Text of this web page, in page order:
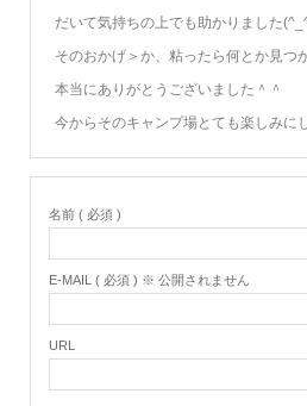
だいて気持ちの上でも助かりました
そのおかげ＞か、粘ったら何とか見つ
本当にありがとうございました＾＾
今からそのキャンプ場とても楽しみに
名前 ( 必須 )
E-MAIL ( 必須 ) ※ 公開されません
URL